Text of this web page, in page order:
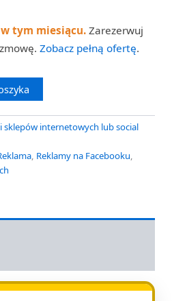
tym miesiącu. Zarezerwuj
Zobacz pełną ofertę.
sklepów internetowych lub social
, Reklamy na Facebooku,